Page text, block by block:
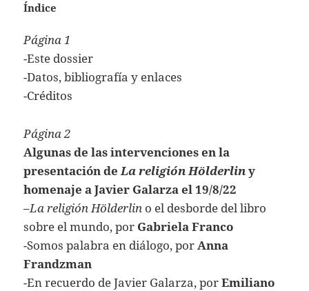
Índice
Página 1
-Este dossier
-Datos, bibliografía y enlaces
-Créditos
Página 2
Algunas de las intervenciones en la
presentación deLa religión Hölderliny
homenaje a Javier Galarza el 19/8/22
–La religión Hölderlin o el desborde del libro
sobre el mundo, por Gabriela Franco
-Somos palabra en diálogo, porAnna
Frandzman
-En recuerdo de Javier Galarza, porEmiliano